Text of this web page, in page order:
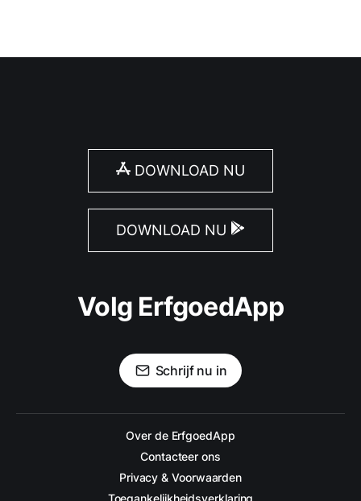
DOWNLOAD NU
DOWNLOAD NU
Volg ErfgoedApp
Schrijf nu in
Over de ErfgoedApp
Contacteer ons
Privacy & Voorwaarden
Toegankelijkheidsverklaring